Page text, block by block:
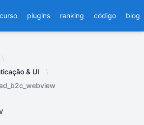
curso plugins ranking código blog
& UI